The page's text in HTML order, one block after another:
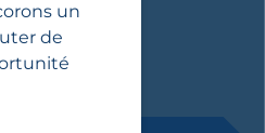
un
de